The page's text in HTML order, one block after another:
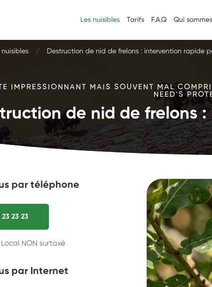
Les nuisibles Tarifs F.A.Q Qui
nuisibles Destruction de nid de frelons : intervention rapide
IMPRESSIONNANT MAIS SOUVENT MAL
NEED'S
de nid de frelons
par téléphone
23 23 23
NON surtaxé
par Internet